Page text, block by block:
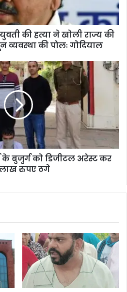
की हत्या ने खोली राज्य की
व्यवस्था की पोलः गोदियाल
के बुजुर्ग को डिजीटल अरेस्ट कर
रुपए ठगे